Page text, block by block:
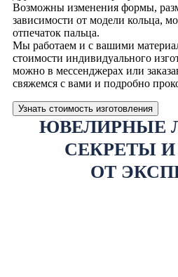
Возможны изменения формы,
зависимости от модели кольца,
отпечаток пальца.
Мы работаем и с вашими
стоимости индивидуального
можно в мессенджерах или
свяжемся с вами и подробно
Узнать стоимость изготовления
ЮВЕЛИРНЫЕ
СЕКРЕТЫ
ОТ